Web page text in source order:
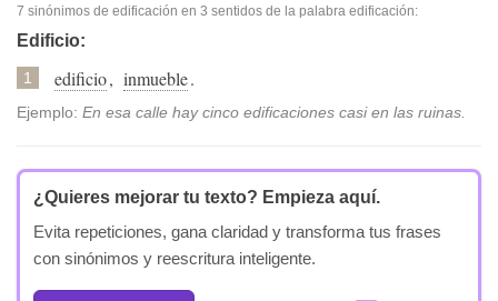
Sinónimos populares
Temas populares
7 sinónimos de edificación en 3 sentidos de la palabra edificación:
Edificio:
1 edificio, inmueble.
Ejemplo: En esa calle hay cinco edificaciones casi en las ruinas.
¿Quieres mejorar tu texto? Empieza aquí.
Evita repeticiones, gana claridad y transforma tus frases
con sinónimos y reescritura inteligente.